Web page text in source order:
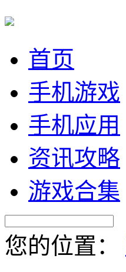
首页
手机游戏
手机应用
资讯攻略
游戏合集
您的位置：